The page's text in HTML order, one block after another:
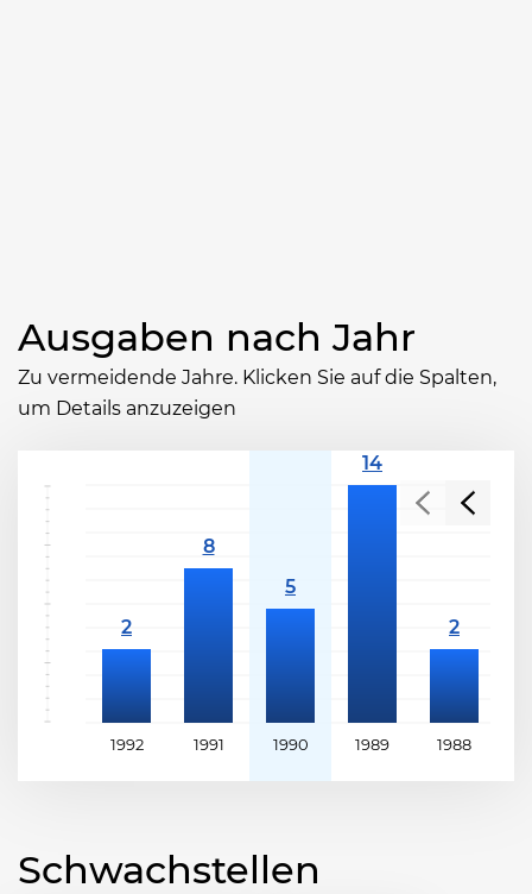
Ausgaben nach Jahr
Zu vermeidende Jahre. Klicken Sie auf die Spalten,
um Details anzuzeigen
1992 1991 1990 1989 1988
Schwachstellen